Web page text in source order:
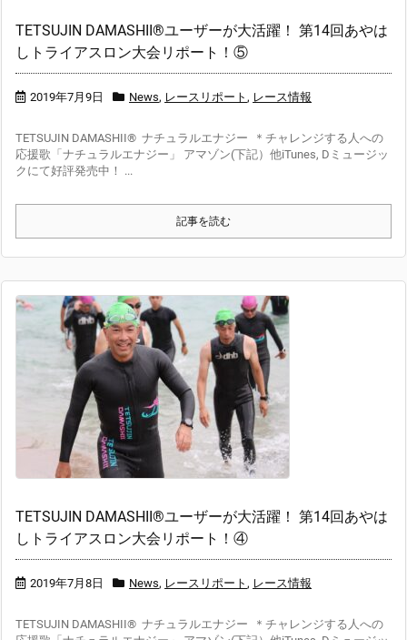
TETSUJIN DAMASHII®︎ユーザーが大活躍！ 第14回あやは
しトライアスロン大会リポート！⑤
2019年7月9日 News, レースリポート , レース情報
TETSUJIN DAMASHII® ナチュラルエナジー ＊チャレンジする人への
応援歌「ナチュラルエナジー」 アマゾン(下記）他iTunes, Dミュージッ
クにて好評発売中！ ...
記事を読む
TETSUJIN DAMASHII®︎ユーザーが大活躍！ 第14回あやは
しトライアスロン大会リポート！④
2019年7月8日 News, レースリポート , レース情報
TETSUJIN DAMASHII® ナチュラルエナジー ＊チャレンジする人への